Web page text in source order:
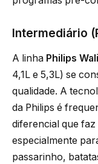
Intermediário
A linha Philips
4,1L e 5,3L) se
qualidade. A
da Philips é
diferencial que
especialmente
passarinho,